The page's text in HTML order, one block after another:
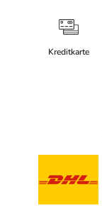
Kreditkarte